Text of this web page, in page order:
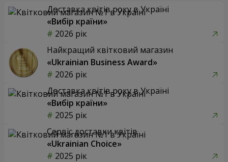
Доставка квітів року в Україні
«Вибір країни»
2026 рік
Найкращий квітковий магазин
«Ukrainian Business Award»
2026 рік
Доставка квітів року в Україні
«Вибір країни»
2025 рік
Сервіс доставки квітів
«Ukrainian Choice»
2025 рік